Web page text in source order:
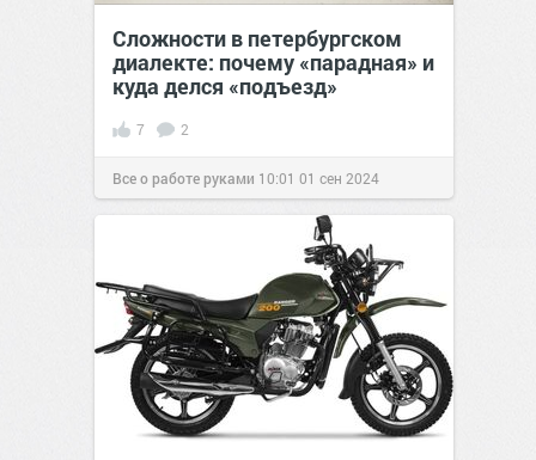
Сложности в петербургском
диалекте: почему «парадная» и
куда делся «подъезд»
7 2
Все о работе руками 10:01 01 сен 2024